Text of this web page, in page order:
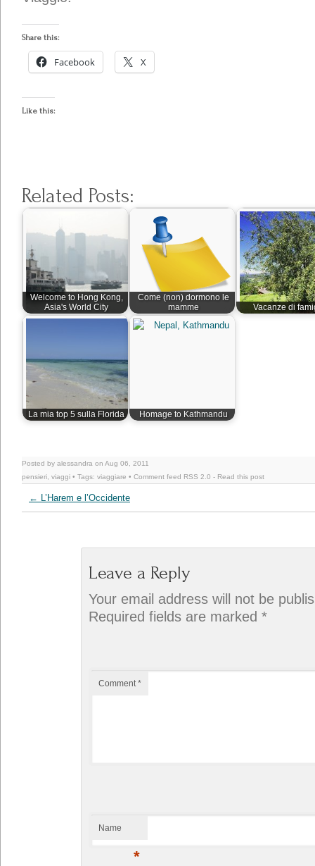
Share this:
Facebook X
Like this:
Related Posts:
Welcome to Hong Kong,
Asia's World City
Come (non) dormono le
mamme
Vacanze di
La mia top 5 sulla Florida Homage to Kathmandu
Posted by alessandra on Aug 06, 2011
pensieri viaggi • Tags: viaggiare • Comment feed RSS 2.0 - Read this post
← L’Harem e l’Occidente
Leave a Reply
Your email address will not be
Required fields are marked *
Comment*
Name
*